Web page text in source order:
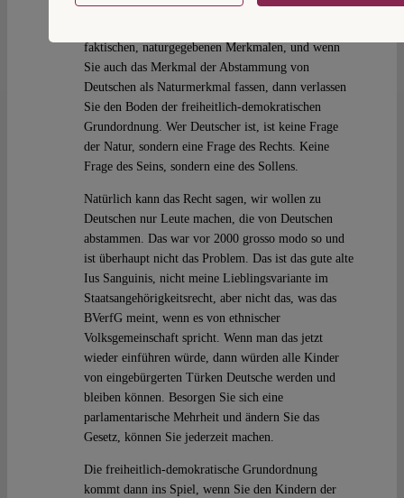
sagen, Deutsche erkennen wir so, wie wir
faktischen, naturgegebenen Merkmalen, und wenn
Sie auch das Merkmal der Abstammung von
Deutschen als Naturmerkmal fassen, dann verlassen
Sie den Boden der freiheitlich-demokratischen
Grundordnung. Wer Deutscher ist, ist keine Frage
der Natur, sondern eine Frage des Rechts. Keine
Frage des Seins, sondern eine des Sollens.
Natürlich kann das Recht sagen, wir wollen zu
Deutschen nur Leute machen, die von Deutschen
abstammen. Das war vor 2000 grosso modo so und
ist überhaupt nicht das Problem. Das ist das gute alte
Ius Sanguinis, nicht meine Lieblingsvariante im
Staatsangehörigkeitsrecht, aber nicht das, was das
BVerfG meint, wenn es von ethnischer
Volksgemeinschaft spricht. Wenn man das jetzt
wieder einführen würde, dann würden alle Kinder
von eingebürgerten Türken Deutsche werden und
bleiben können. Besorgen Sie sich eine
parlamentarische Mehrheit und ändern Sie das
Gesetz, können Sie jederzeit machen.
Die freiheitlich-demokratische Grundordnung
kommt dann ins Spiel, wenn Sie den Kindern der